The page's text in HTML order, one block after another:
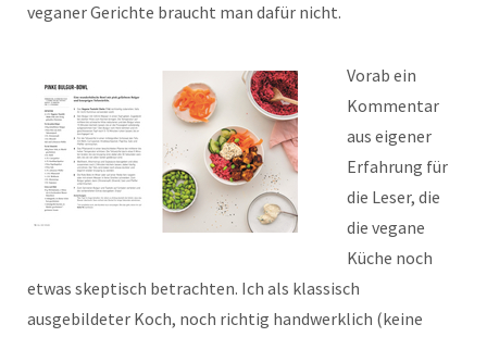
veganer Gerichte braucht man dafür nicht.
Vorab ein
Kommentar
aus eigener
Erfahrung für
die Leser, die
die vegane
Küche noch
etwas skeptisch betrachten. Ich als klassisch
ausgebildeter Koch, noch richtig handwerklich (keine